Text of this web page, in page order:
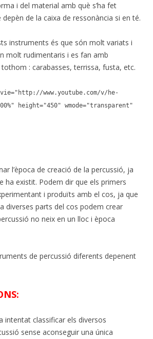
i del material amb què s’ha fet
depèn de la caixa de ressonància si en té.
instruments és que són molt variats i
molt rudimentaris i es fan amb
tothom : carabasses, terrissa, fusta, etc.
www.youtube.com/v/he-
height="450" wmode="transparent"
l’època de creació de la percussió, ja
ha existit. Podem dir que els primers
i produïts amb el cos, ja que
diverses parts del cos podem crear
no neix en un lloc i època
de percussió diferents depenent
intentat classificar els diversos
sense aconseguir una única